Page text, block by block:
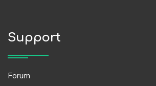
Support
Forum